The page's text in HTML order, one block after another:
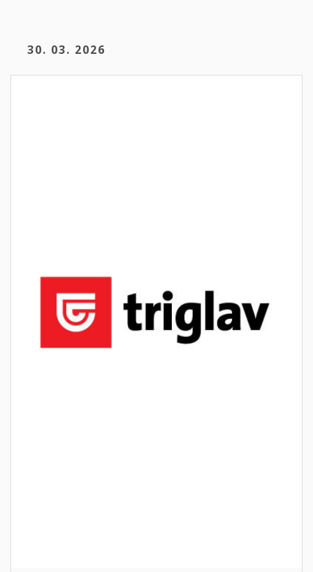
30. 03. 2026